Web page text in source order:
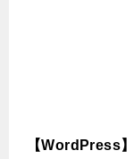
【WordPress